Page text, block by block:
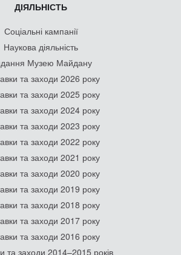
ДІЯЛЬНІСТЬ
Соціальні кампанії
Наукова діяльність
Музею Майдану
та заходи 2026 року
та заходи 2025 року
та заходи 2024 року
та заходи 2023 року
та заходи 2022 року
та заходи 2021 року
та заходи 2020 року
та заходи 2019 року
та заходи 2018 року
та заходи 2017 року
та заходи 2016 року
та заходи 2014–2015 років